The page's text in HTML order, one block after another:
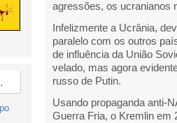
agressões, os ucranianos
Infelizmente a Ucrânia,
paralelo com os outros
de influência da União
velado, mas agora
russo de Putin.
Usando propaganda anti-
Guerra Fria, o Kremlin em